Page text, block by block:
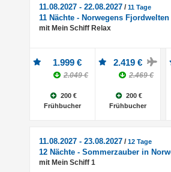
11.08.2027 - 22.08.2027 /11 Tage
11 Nächte - Norwegens
mit Mein Schiff Relax
1.999 €
2.049 €
200 €
Frühbucher
2.419 €
2.469 €
200 €
Frühbucher
11.08.2027 - 23.08.2027 /12 Tage
12 Nächte - Sommerzauber in
mit Mein Schiff 1